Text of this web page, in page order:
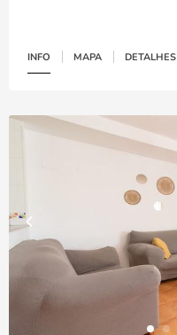
INFO MAPA DETALHES